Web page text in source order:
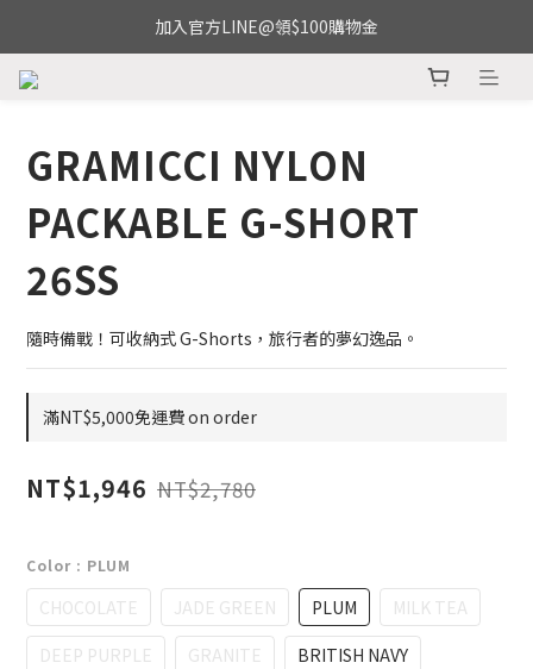
加入官方LINE@領$100購物金
GRAMICCI NYLON
PACKABLE G-SHORT
26SS
隨時備戰！可收納式 G-Shorts，旅行者的夢幻逸品。
滿NT$5,000免運費 on order
NT$1,946 NT$2,780
Color : PLUM
CHOCOLATE JADE GREEN PLUM
MILK TEA
DEEP PURPLE
GRANITE
BRITISH NAVY